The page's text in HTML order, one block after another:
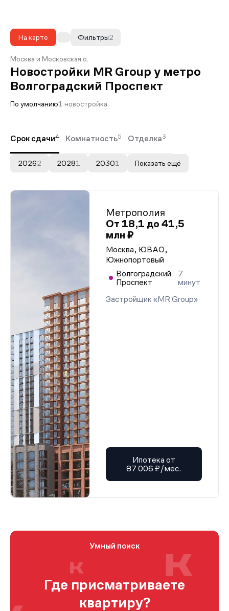
На карте 2
Фильтры
Москва и Московская о.
Новостройки MR Group у метро
Волгоградский Проспект
По умолчанию1 новостройка
Срок сдачи4 Комнатность5 Отделка3
20262 20281 20301 Показать ещё
Метрополия
От 18,1 до 41,5
млн ₽
Москва, ЮВАО,
Южнопортовый
Волгоградский
Проспект
7
минут
Застройщик «MR Group»
Ипотека от
87 006 ₽/мес.
Умный поиск
Где присматриваете
квартиру?